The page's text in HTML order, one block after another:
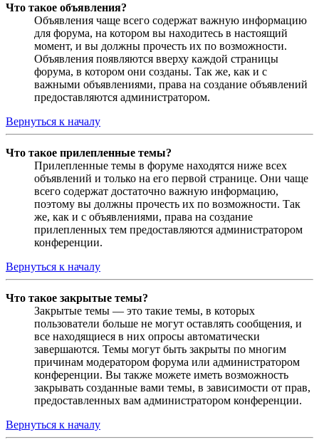
Что такое объявления?
Объявления чаще всего содержат важную информацию
для форума, на котором вы находитесь в настоящий
момент, и вы должны прочесть их по возможности.
Объявления появляются вверху каждой страницы
форума, в котором они созданы. Так же, как и с
важными объявлениями, права на создание объявлений
предоставляются администратором.
Вернуться к началу
Что такое прилепленные темы?
Прилепленные темы в форуме находятся ниже всех
объявлений и только на его первой странице. Они чаще
всего содержат достаточно важную информацию,
поэтому вы должны прочесть их по возможности. Так
же, как и с объявлениями, права на создание
прилепленных тем предоставляются администратором
конференции.
Вернуться к началу
Что такое закрытые темы?
Закрытые темы — это такие темы, в которых
пользователи больше не могут оставлять сообщения, и
все находящиеся в них опросы автоматически
завершаются. Темы могут быть закрыты по многим
причинам модератором форума или администратором
конференции. Вы также можете иметь возможность
закрывать созданные вами темы, в зависимости от прав,
предоставленных вам администратором конференции.
Вернуться к началу